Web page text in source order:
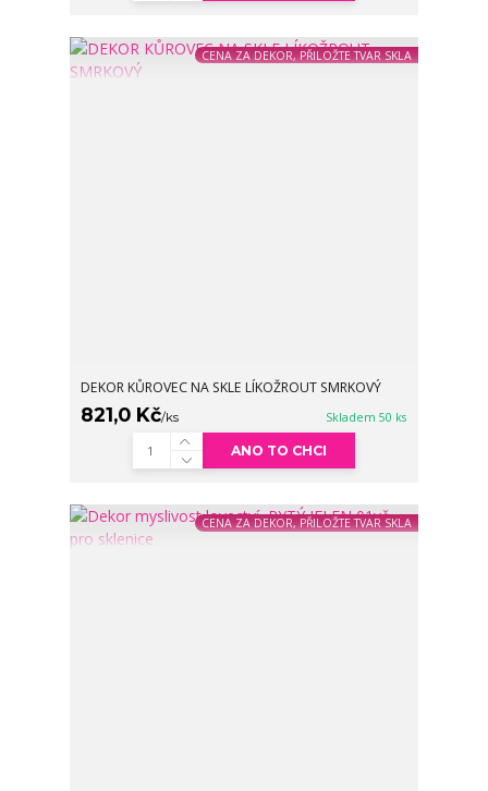
CENA ZA DEKOR, PŘILOŽTE TVAR SKLA
DEKOR KŮROVEC NA SKLE LÍKOŽROUT SMRKOVÝ
821,0 Kč/ks Skladem 50 ks
ANO TO CHCI
CENA ZA DEKOR, PŘILOŽTE TVAR SKLA